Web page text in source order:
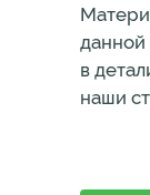
данной
в
наши